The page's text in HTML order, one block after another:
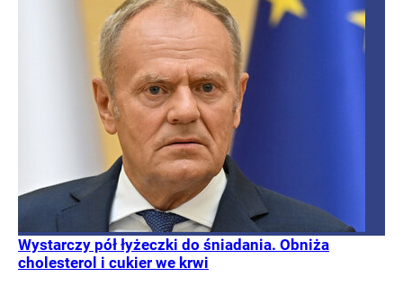
Wystarczy pół łyżeczki do śniadania. Obniża
cholesterol i cukier we krwi